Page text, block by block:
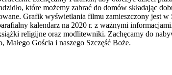
które możemy zabrać do domów składając
Grafik wyświetlania filmu zamieszczony jest w
kalendarz na 2020 r. z ważnymi informacjami.
religijne oraz modlitewniki. Zachęcamy do
Gościa i naszego Szczęść Boże.